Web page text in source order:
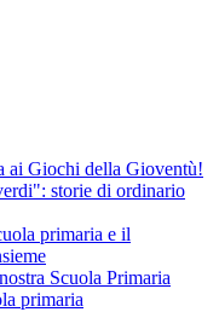
ai Giochi della Gioventù!
storie di ordinario
primaria e il
Scuola Primaria
primaria